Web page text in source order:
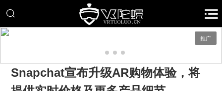
推广
Snapchat宣布升级AR购物体验，将